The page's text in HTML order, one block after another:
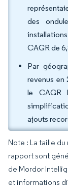
des
CAGR de
Par
revenus en
le CAGR
ajouts
Note : La taille
rapport sont
de Mordor
et informations